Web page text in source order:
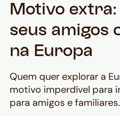
Motivo extra:
seus amigos
na Europa
Quem quer explorar a
motivo imperdível para
para amigos e familiares.